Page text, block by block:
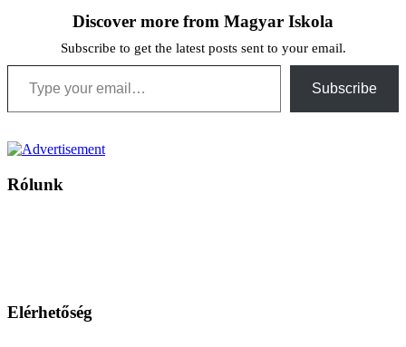
Discover more from Magyar Iskola
Subscribe to get the latest posts sent to your email.
Type your email…
Subscribe
Rólunk
Elérhetőség